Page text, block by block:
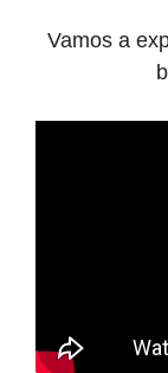
Vamos a